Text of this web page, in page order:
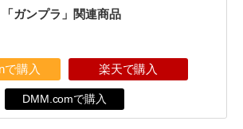
「ガンプラ」関連商品
で購入 楽天で購入
DMM.comで購入